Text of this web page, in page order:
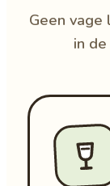
Geen
in